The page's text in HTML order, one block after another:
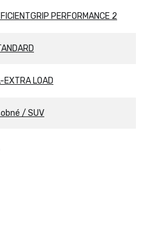
PERFORMANCE 2
EXTRA LOAD
/ SUV